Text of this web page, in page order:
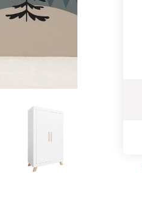
Einfach bestellen!